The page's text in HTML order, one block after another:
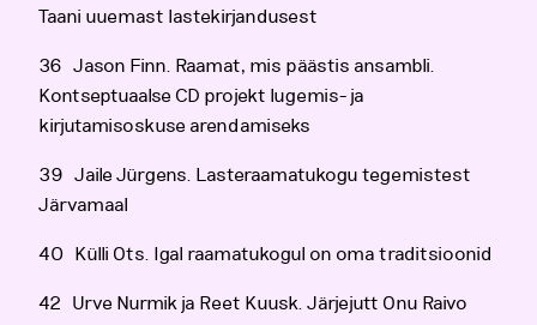
Taani uuemast lastekirjandusest
36 Jason Finn. Raamat, mis päästis ansambli.
Kontseptuaalse CD projekt lugemis- ja
kirjutamisoskuse arendamiseks
39 Jaile Jürgens. Lasteraamatukogu tegemistest
Järvamaal
40 Külli Ots. Igal raamatukogul on oma traditsioonid
42 Urve Nurmik ja Reet Kuusk. Järjejutt Onu Raivo